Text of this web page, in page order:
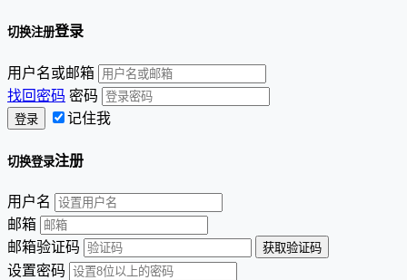
切换注册登录
用户名或邮箱
找回密码 密码
记住我
切换登录注册
用户名
邮箱
邮箱验证码
设置密码